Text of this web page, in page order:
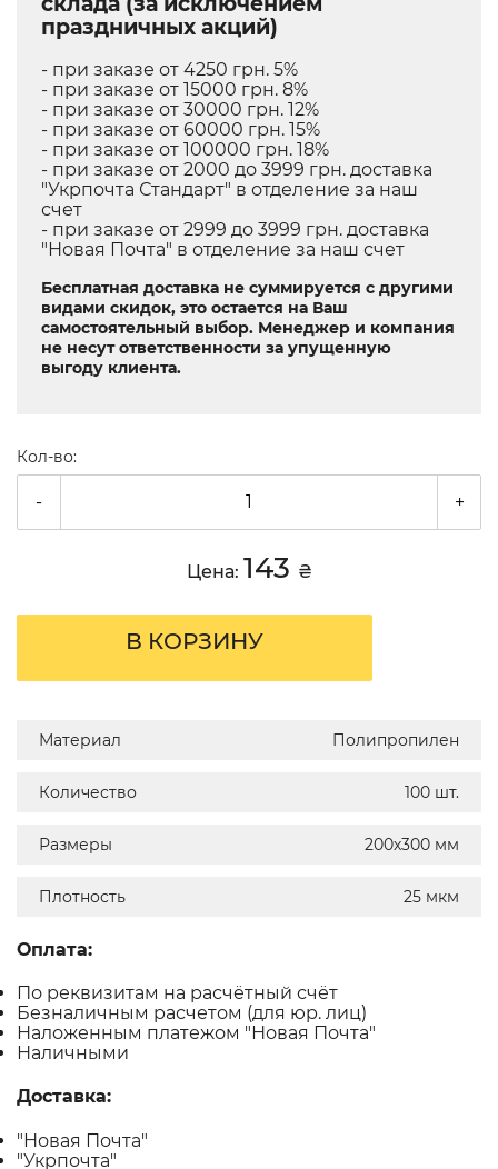
праздничных акций)
- при заказе от 4250 грн. 5%
- при заказе от 15000 грн. 8%
- при заказе от 30000 грн. 12%
- при заказе от 60000 грн. 15%
- при заказе от 100000 грн. 18%
- при заказе от 2000 до 3999 грн. доставка
"Укрпочта Стандарт" в отделение за наш
счет
- при заказе от 2999 до 3999 грн. доставка
"Новая Почта" в отделение за наш счет
Бесплатная доставка не суммируется с другими
видами скидок, это остается на Ваш
самостоятельный выбор. Менеджер и компания
не несут ответственности за упущенную
выгоду клиента.
Кол-во:
- +
Цена: 143 ₴
В КОРЗИНУ
Материал Полипропилен
Количество 100 шт.
Размеры 200х300 мм
Плотность 25 мкм
Оплата:
По реквизитам на расчётный счёт
Безналичным расчетом (для юр. лиц)
Наложенным платежом "Новая Почта"
Наличными
Доставка:
"Новая Почта"
"Укрпочта"